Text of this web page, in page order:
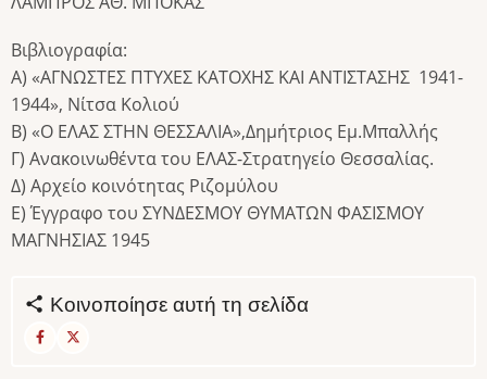
Βιβλιογραφία:
Α) «ΑΓΝΩΣΤΕΣ ΠΤΥΧΕΣ ΚΑΤΟΧΗΣ ΚΑΙ ΑΝΤΙΣΤΑΣΗΣ 1941-
1944», Νίτσα Κολιού
Β) «Ο ΕΛΑΣ ΣΤΗΝ ΘΕΣΣΑΛΙΑ»,Δημήτριος Εμ.Μπαλλής
Γ) Ανακοινωθέντα του ΕΛΑΣ-Στρατηγείο Θεσσαλίας.
Δ) Αρχείο κοινότητας Ριζομύλου
Ε) Έγγραφο του ΣΥΝΔΕΣΜΟΥ ΘΥΜΑΤΩΝ ΦΑΣΙΣΜΟΥ
ΜΑΓΝΗΣΙΑΣ 1945
Κοινοποίησε αυτή τη σελίδα